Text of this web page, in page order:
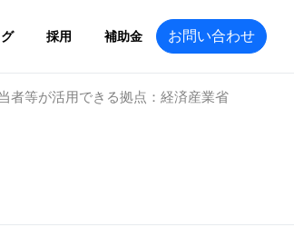
採用 補助金 お問い合わせ
者等が活用できる拠点：経済産業省